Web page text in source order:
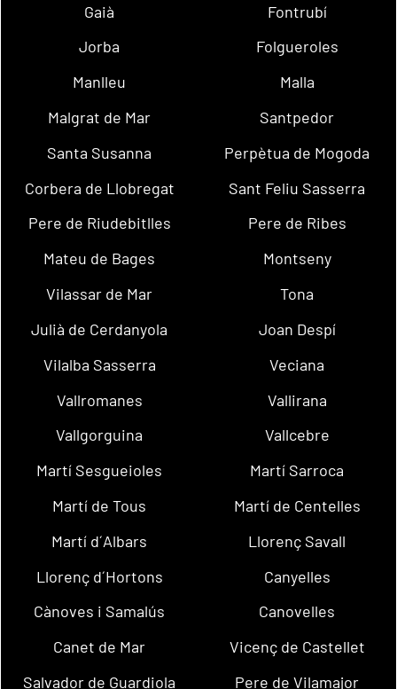
Gaià
Fontrubí
Jorba
Folgueroles
Manlleu
Malla
Malgrat de Mar
Santpedor
Santa Susanna
Perpètua de Mogoda
Corbera de Llobregat
Sant Feliu Sasserra
Pere de Riudebitlles
Pere de Ribes
Mateu de Bages
Montseny
Vilassar de Mar
Tona
Julià de Cerdanyola
Joan Despí
Vilalba Sasserra
Veciana
Vallromanes
Vallirana
Vallgorguina
Vallcebre
Martí Sesgueioles
Martí Sarroca
Martí de Tous
Martí de Centelles
Martí d´Albars
Llorenç Savall
Llorenç d´Hortons
Canyelles
Cànoves i Samalús
Canovelles
Canet de Mar
Vicenç de Castellet
Salvador de Guardiola
Pere de Vilamajor